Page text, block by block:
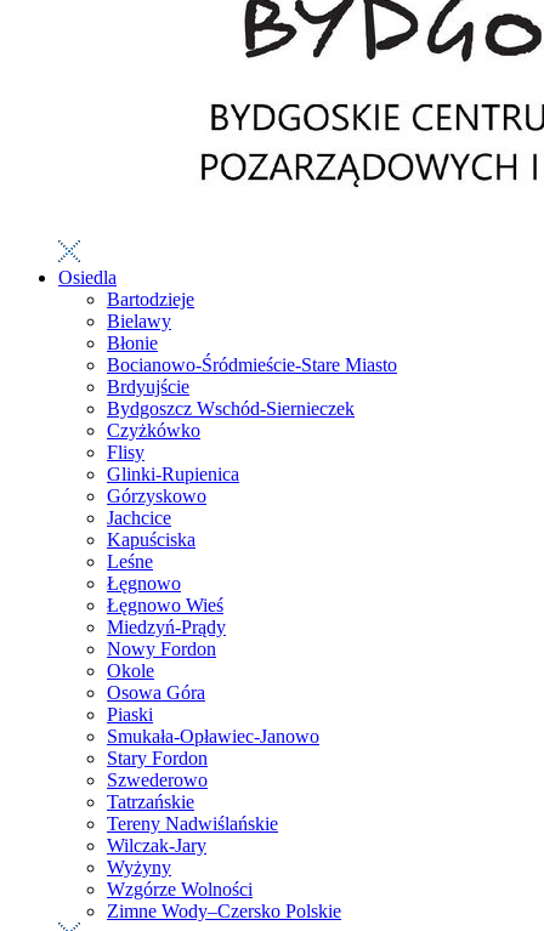
Osiedla
Bartodzieje
Bielawy
Błonie
Bocianowo-Śródmieście-Stare Miasto
Brdyujście
Bydgoszcz Wschód-Siernieczek
Czyżkówko
Flisy
Glinki-Rupienica
Górzyskowo
Jachcice
Kapuściska
Leśne
Łęgnowo
Łęgnowo Wieś
Miedzyń-Prądy
Nowy Fordon
Okole
Osowa Góra
Piaski
Smukała-Opławiec-Janowo
Stary Fordon
Szwederowo
Tatrzańskie
Tereny Nadwiślańskie
Wilczak-Jary
Wyżyny
Wzgórze Wolności
Zimne Wody–Czersko Polskie